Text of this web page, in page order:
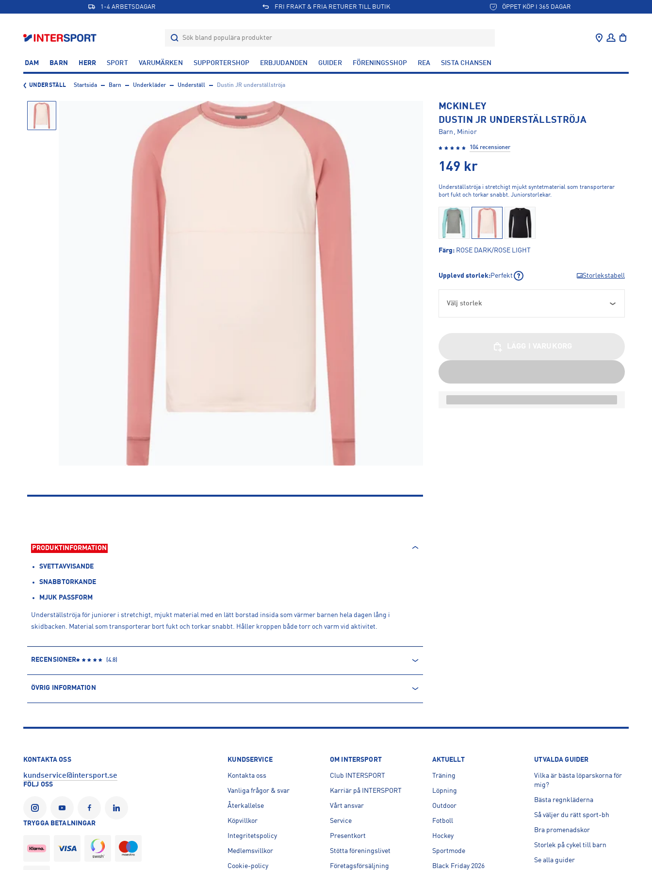
1-4 ARBETSDAGAR FRI FRAKT & FRIA RETURER TILL BUTIK ÖPPET KÖP I 365 DAGAR
DAM BARN HERR SPORT VARUMÄRKEN SUPPORTERSHOP ERBJUDANDEN GUIDER FÖRENINGSSHOP REA SISTA CHANSEN
UNDERSTÄLL Startsida Barn Underkläder Underställ Dustin JR underställströja
MCKINLEY
DUSTIN JR UNDERSTÄLLSTRÖJA
Barn, Minior
104 recensioner
149 kr
Underställströja i stretchigt mjukt syntetmaterial som transporterar
bort fukt och torkar snabbt. Juniorstorlekar.
Färg: ROSE DARK/ROSE LIGHT
Upplevd storlek:Perfekt Storlekstabell
Välj storlek
PRODUKTINFORMATION
SVETTAVVISANDE
SNABBTORKANDE
MJUK PASSFORM
Underställströja för juniorer i stretchigt, mjukt material med en lätt borstad insida som värmer barnen hela dagen lång i
skidbacken. Material som transporterar bort fukt och torkar snabbt. Håller kroppen både torr och varm vid aktivitet.
RECENSIONER (4.8)
ÖVRIG INFORMATION
Leverantörens produktnummer: 408360
Tillverkaradress: Krokslätts Fabriker 34, 431 22, Mölndal, SE
KONTAKTA OSS
kundservice@intersport.se
FÖLJ OSS
TRYGGA BETALNINGAR
KUNDSERVICE
Kontakta oss
Vanliga frågor & svar
Återkallelse
Köpvillkor
Integritetspolicy
Medlemsvillkor
Cookie-policy
OM INTERSPORT
Club INTERSPORT
Karriär på INTERSPORT
Vårt ansvar
Service
Presentkort
Stötta föreningslivet
Företagsförsäljning
AKTUELLT
Träning
Löpning
Outdoor
Fotboll
Hockey
Sportmode
Black Friday 2026
UTVALDA GUIDER
Vilka är bästa löparskorna för
mig?
Bästa regnkläderna
Så väljer du rätt sport-bh
Bra promenadskor
Storlek på cykel till barn
Se alla guider